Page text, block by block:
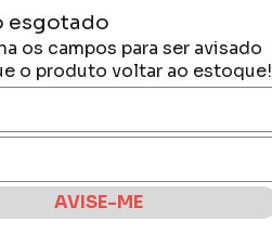
esgotado
os campos para ser avisado
o produto voltar ao estoque!
AVISE-ME